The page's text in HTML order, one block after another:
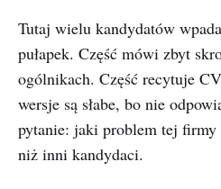
Tutaj wielu kandydatów
pułapek. Część mówi zbyt
ogólnikach. Część recytuje
wersje są słabe, bo nie
pytanie: jaki problem tej
niż inni kandydaci.